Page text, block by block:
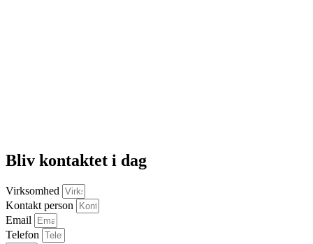
Bliv kontaktet i dag
Virksomhed
Kontakt person
Email
Telefon